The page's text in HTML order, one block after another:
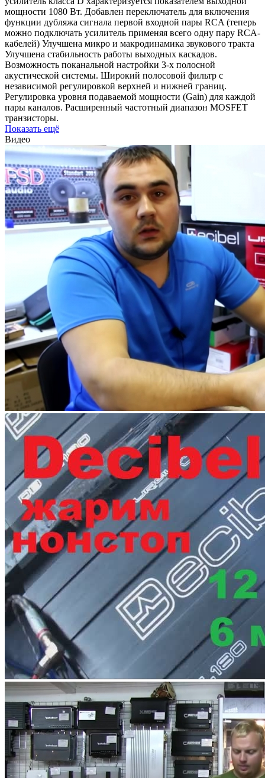
мощности 1080 Вт. Добавлен переключатель для включения
функции дубляжа сигнала первой входной пары RCA (теперь
можно подключать усилитель применяя всего одну пару RCA-
кабелей) Улучшена микро и макродинамика звукового тракта
Улучшена стабильность работы выходных каскадов.
Возможность поканальной настройки 3-х полосной
акустической системы. Широкий полосовой фильтр с
независимой регулировкой верхней и нижней границ.
Регулировка уровня подаваемой мощности (Gain) для каждой
пары каналов. Расширенный частотный диапазон MOSFET
транзисторы.
Показать ещё
Видео